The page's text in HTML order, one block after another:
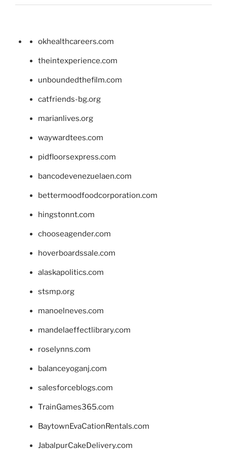
okhealthcareers.com
theintexperience.com
unboundedthefilm.com
catfriends-bg.org
marianlives.org
waywardtees.com
pidfloorsexpress.com
bancodevenezuelaen.com
bettermoodfoodcorporation.com
hingstonnt.com
chooseagender.com
hoverboardssale.com
alaskapolitics.com
stsmp.org
manoelneves.com
mandelaeffectlibrary.com
roselynns.com
balanceyoganj.com
salesforceblogs.com
TrainGames365.com
BaytownEvaCationRentals.com
JabalpurCakeDelivery.com